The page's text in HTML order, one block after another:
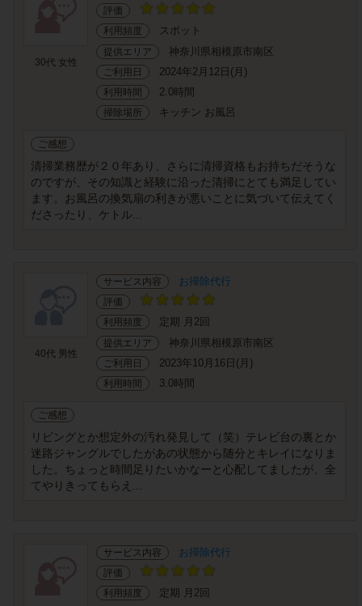
30代 女性
評価
利用頻度
スポット
提供エリア 神奈川県相模原市南区
ご利用日 2024年2月12日(月)
利用時間 2.0時間
掃除場所 キッチン お風呂
ご感想
清掃業務歴が２０年あり、さらに清掃資格もお持ちだそうな
のですが、その知識と経験に沿った清掃にとても満足してい
ます。お風呂の換気扇の利きが悪いことに気づいて伝えてく
ださったり、ケトル...
40代 男性
サービス内容 お掃除代行
評価
利用頻度
定期 月2回
提供エリア 神奈川県相模原市南区
ご利用日 2023年10月16日(月)
利用時間 3.0時間
ご感想
リビングとか想定外の汚れ発見して（笑）テレビ台の裏とか
迷路ジャングルでしたがあの状態から随分とキレイになりま
した。ちょっと時間足りたいかなーと心配してましたが、全
てやりきってもらえ...
サービス内容 お掃除代行
評価
利用頻度
定期 月2回